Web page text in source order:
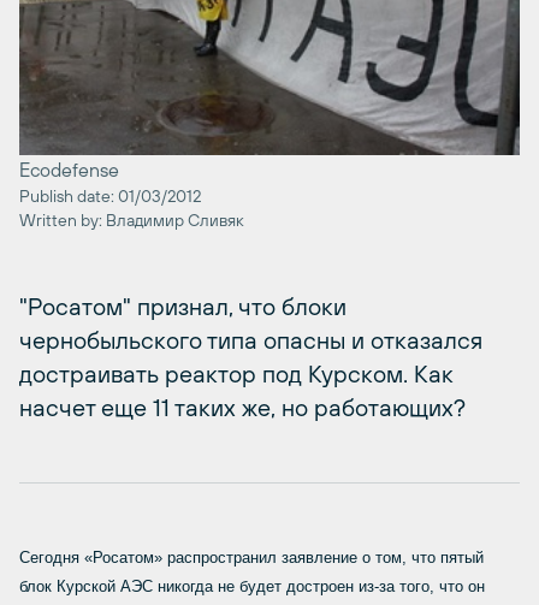
Ecodefense
Publish date: 01/03/2012
Written by: Владимир Сливяк
"Росатом" признал, что блоки
чернобыльского типа опасны и отказался
достраивать реактор под Курском. Как
насчет еще 11 таких же, но работающих?
Сегодня «Росатом» распространил заявление о том, что пятый
блок Курской АЭС никогда не будет достроен из-за того, что он